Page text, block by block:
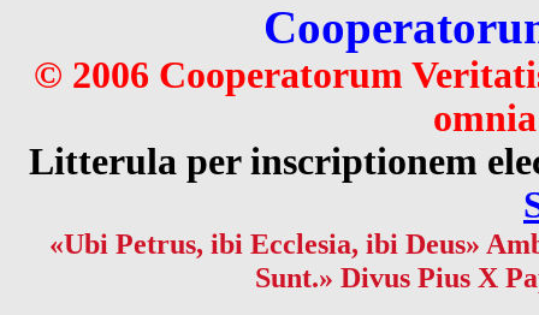
© 2006 Cooperatorum
Litterula per inscriptionem
«Ubi Petrus, ibi Ecclesia, ibi Deus»
Sunt.» Divus Pius X